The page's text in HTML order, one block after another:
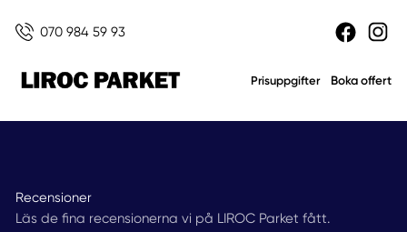
070 984 59 93
Prisuppgifter Boka offert
Recensioner
Läs de fina recensionerna vi på LIROC Parket fått.